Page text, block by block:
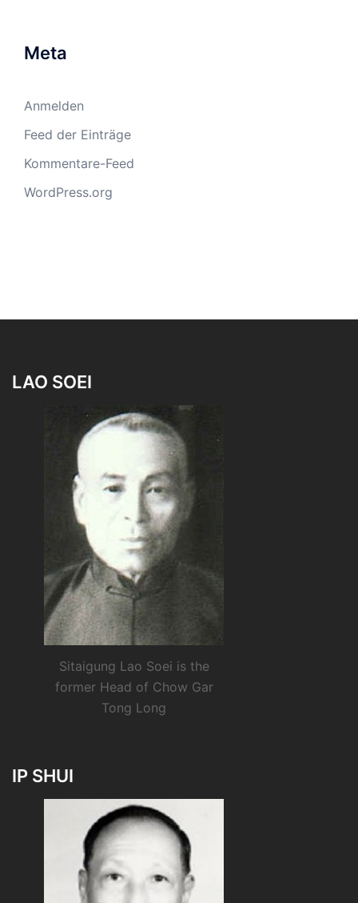
Meta
Anmelden
Feed der Einträge
Kommentare-Feed
WordPress.org
LAO SOEI
Sitaigung Lao Soei is the
former Head of Chow Gar
Tong Long
IP SHUI